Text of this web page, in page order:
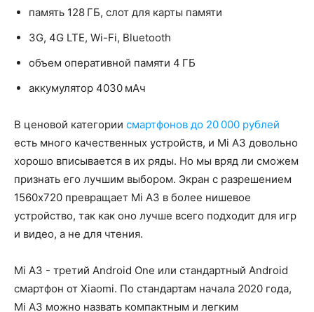
память 128 ГБ, слот для карты памяти
3G, 4G LTE, Wi-Fi, Bluetooth
объем оперативной памяти 4 ГБ
аккумулятор 4030 мАч
В ценовой категории смартфонов до 20 000 рублей
есть много качественных устройств, и Mi A3 довольно
хорошо вписывается в их ряды. Но мы вряд ли сможем
признать его лучшим выбором. Экран с разрешением
1560x720 превращает Mi A3 в более нишевое
устройство, так как оно лучше всего подходит для игр
и видео, а не для чтения.
Mi A3 - третий Android One или стандартный Android
смартфон от Xiaomi. По стандартам начала 2020 года,
Mi A3 можно назвать компактным и легким